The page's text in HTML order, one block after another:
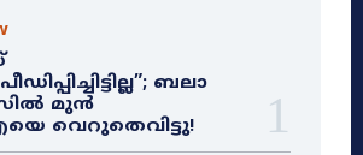
ബലാ
മുൻ
വെറുതെവിട്ടു!